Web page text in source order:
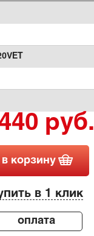
руб.
в корзину
в 1 клик
оплата